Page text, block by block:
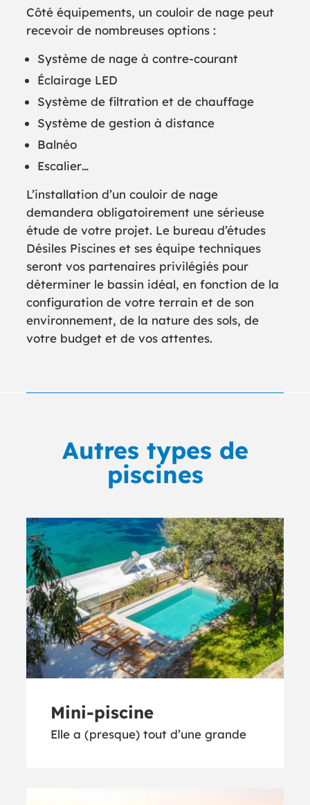
Côté équipements, un couloir de nage peut
recevoir de nombreuses options :
Système de nage à contre-courant
Éclairage LED
Système de filtration et de chauffage
Système de gestion à distance
Balnéo
Escalier…
L’installation d’un couloir de nage
demandera obligatoirement une sérieuse
étude de votre projet. Le bureau d’études
Désiles Piscines et ses équipe techniques
seront vos partenaires privilégiés pour
déterminer le bassin idéal, en fonction de la
configuration de votre terrain et de son
environnement, de la nature des sols, de
votre budget et de vos attentes.
Autres types de
piscines
Mini-piscine
Elle a (presque) tout d’une grande